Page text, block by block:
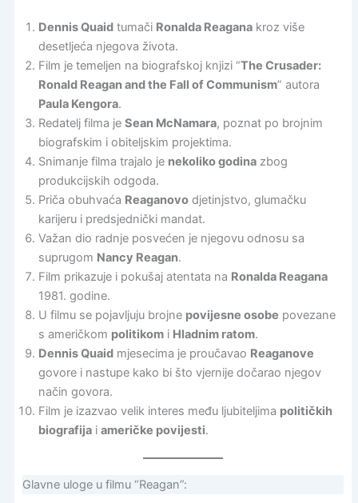
Dennis Quaidtumači Ronalda Reaganakroz više
desetljeća njegova života.
Film je temeljen na biografskoj knjizi “The Crusader:
Ronald Reagan and the Fall of Communism” autora
Paula Kengora.
Redatelj filma je Sean McNamara, poznat po brojnim
biografskim i obiteljskim projektima.
Snimanje filma trajalo je nekoliko godinazbog
produkcijskih odgoda.
Priča obuhvaća Reaganovodjetinjstvo, glumačku
karijeru i predsjednički mandat.
Važan dio radnje posvećen je njegovu odnosu sa
suprugom Nancy Reagan.
Film prikazuje i pokušaj atentata na Ronalda Reagana
1981. godine.
U filmu se pojavljuju brojne povijesne osobe povezane
s američkom politikomi Hladnim ratom.
Dennis Quaidmjesecima je proučavao Reaganove
govore i nastupe kako bi što vjernije dočarao njegov
način govora.
Film je izazvao velik interes među ljubiteljima političkih
biografijai američke povijesti.
Glavne uloge u filmu “Reagan”: